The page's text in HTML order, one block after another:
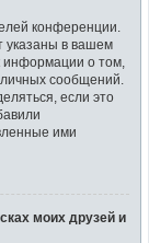
конференции.
указаны в вашем
информации о том,
сообщений.
если это
ими
моих друзей и